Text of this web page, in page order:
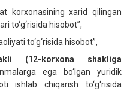
korxonasining xarid qilingan
to‘g‘risida hisobot”,
to‘g‘risida hisobot”,
(12-korxona shakliga
ega bo‘lgan yuridik
ishlab chiqarish to‘g‘risida